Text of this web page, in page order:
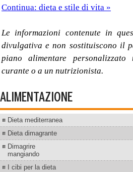
Continua: dieta e stile di vita »
Le informazioni contenute in
divulgativa e non sostituiscono il
piano alimentare
curante o a un nutrizionista.
ALIMENTAZIONE
Dieta mediterranea
Dieta dimagrante
Dimagrire
mangiando
I cibi per la dieta